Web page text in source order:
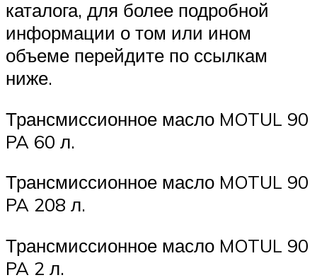
каталога, для более подробной
информации о том или ином
объеме перейдите по ссылкам
ниже.
Трансмиссионное масло MOTUL 90
PA 60 л.
Трансмиссионное масло MOTUL 90
PA 208 л.
Трансмиссионное масло MOTUL 90
PA 2 л.